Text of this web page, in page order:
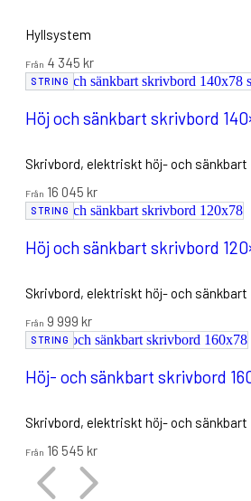
Hyllsystem
Från 4 345 kr
STRING
Höj och sänkbart skrivbord
Skrivbord, elektriskt höj- och sänkbart
Från 16 045 kr
STRING
Höj och sänkbart skrivbord
Skrivbord, elektriskt höj- och sänkbart
Från 9 999 kr
STRING
Höj- och sänkbart skrivbord
Skrivbord, elektriskt höj- och sänkbart
Från 16 545 kr